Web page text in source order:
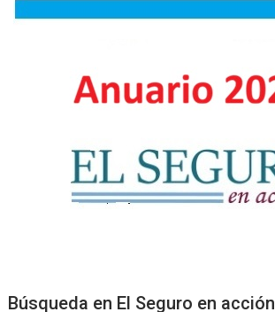
Búsqueda en El Seguro en acción